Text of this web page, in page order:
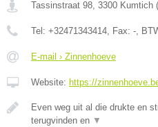
Tassinstraat 98, 3300 Kumtich (
Tel: +32471343414, Fax: -,
E-mail › Zinnenhoeve
Website: https://
Even weg uit al die drukte en
terugvinden en ▼